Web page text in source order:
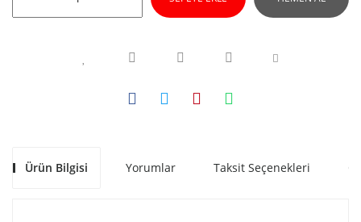
Ürün Bilgisi Yorumlar Taksit Seçenekleri